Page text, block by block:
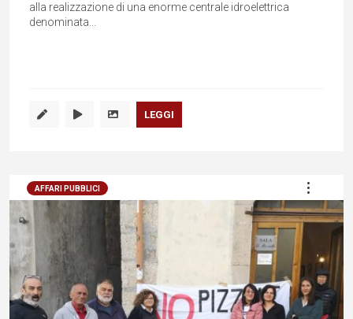
alla realizzazione di una enorme centrale idroelettrica
denominata...
LEGGI
AFFARI PUBBLICI